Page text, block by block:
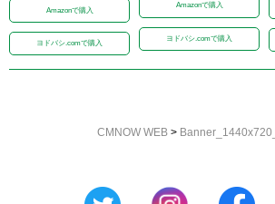
Amazonで購入
ヨドバシ.comで購入
Amazonで購入
ヨドバシ.comで購入
CMNOW WEB >